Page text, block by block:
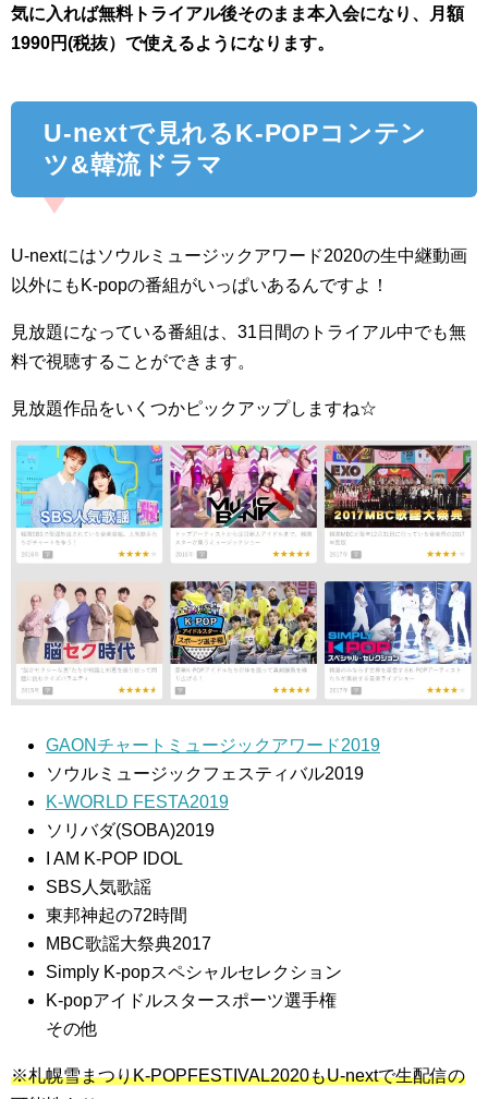
気に入れば無料トライアル後そのまま本入会になり、月額
1990円(税抜）で使えるようになります。
U-nextで見れるK-POPコンテン
ツ&韓流ドラマ
U-nextにはソウルミュージックアワード2020の生中継動画
以外にもK-popの番組がいっぱいあるんですよ！
見放題になっている番組は、31日間のトライアル中でも無
料で視聴することができます。
見放題作品をいくつかピックアップしますね☆
GAONチャートミュージックアワード2019
ソウルミュージックフェスティバル2019
K-WORLD FESTA2019
ソリバダ(SOBA)2019
I AM K-POP IDOL
SBS人気歌謡
東邦神起の72時間
MBC歌謡大祭典2017
Simply K-popスペシャルセレクション
K-popアイドルスタースポーツ選手権
その他
※札幌雪まつりK-POPFESTIVAL2020もU-nextで生配信の